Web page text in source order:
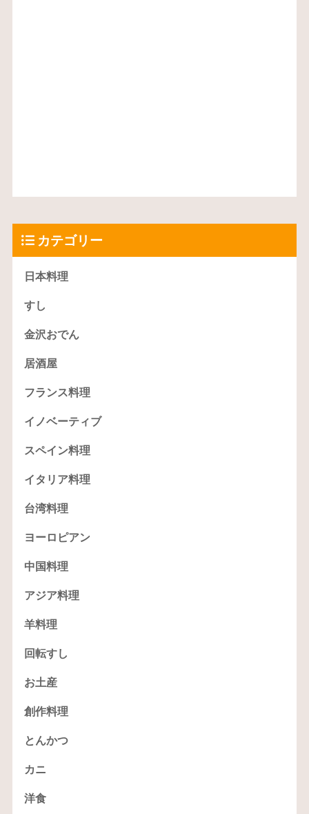
カテゴリー
日本料理
すし
金沢おでん
居酒屋
フランス料理
イノベーティブ
スペイン料理
イタリア料理
台湾料理
ヨーロピアン
中国料理
アジア料理
羊料理
回転すし
お土産
創作料理
とんかつ
カニ
洋食